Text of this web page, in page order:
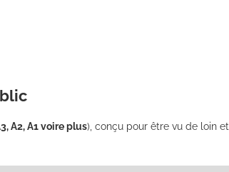
A2, A1 voire plus), conçu pour être vu de loin et